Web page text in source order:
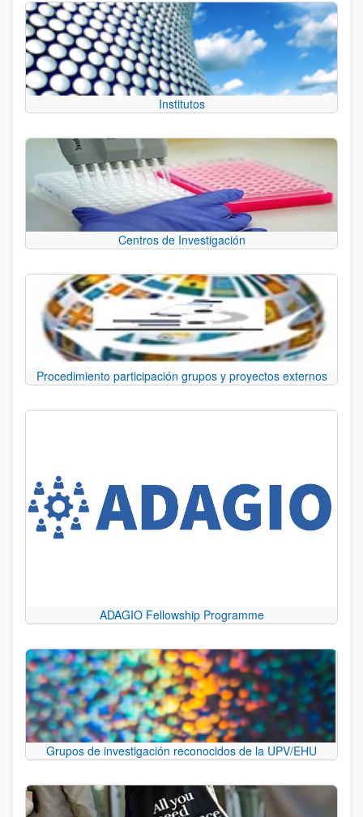
Institutos
Centros de Investigación
Procedimiento participación grupos y proyectos externos
ADAGIO Fellowship Programme
Grupos de investigación reconocidos de la UPV/EHU